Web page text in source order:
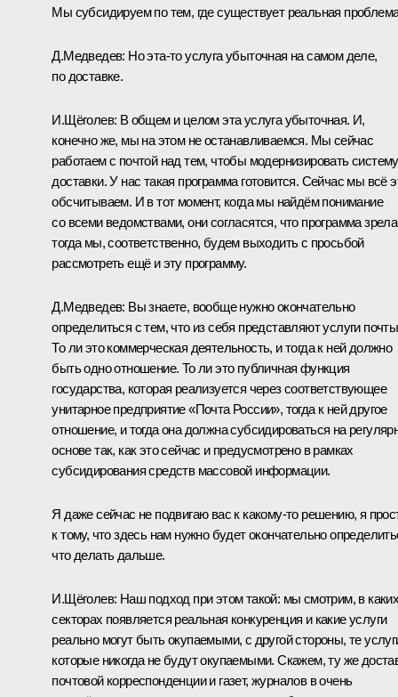
Мы субсидируем по тем, где существует реальная
Д.Медведев: Но эта‑то услуга убыточная на самом деле,
по доставке.
И.Щёголев: В общем и целом эта услуга убыточная. И,
конечно же, мы на этом не останавливаемся. Мы сейчас
работаем с почтой над тем, чтобы модернизировать систему
доставки. У нас такая программа готовится. Сейчас мы всё
обсчитываем. И в тот момент, когда мы найдём понимание
со всеми ведомствами, они согласятся, что программа
тогда мы, соответственно, будем выходить с просьбой
рассмотреть ещё и эту программу.
Д.Медведев: Вы знаете, вообще нужно окончательно
определиться с тем, что из себя представляют услуги
То ли это коммерческая деятельность, и тогда к ней должно
быть одно отношение. То ли это публичная функция
государства, которая реализуется через соответствующее
унитарное предприятие «Почта России», тогда к ней другое
отношение, и тогда она должна субсидироваться на
основе так, как это сейчас и предусмотрено в рамках
субсидирования средств массовой информации.
Я даже сейчас не подвигаю вас к какому‑то решению, я
к тому, что здесь нам нужно будет окончательно
что делать дальше.
И.Щёголев: Наш подход при этом такой: мы смотрим, в
секторах появляется реальная конкуренция и какие услуги
реально могут быть окупаемыми, с другой стороны, те
которые никогда не будут окупаемыми. Скажем, ту же
почтовой корреспонденции и газет, журналов в очень